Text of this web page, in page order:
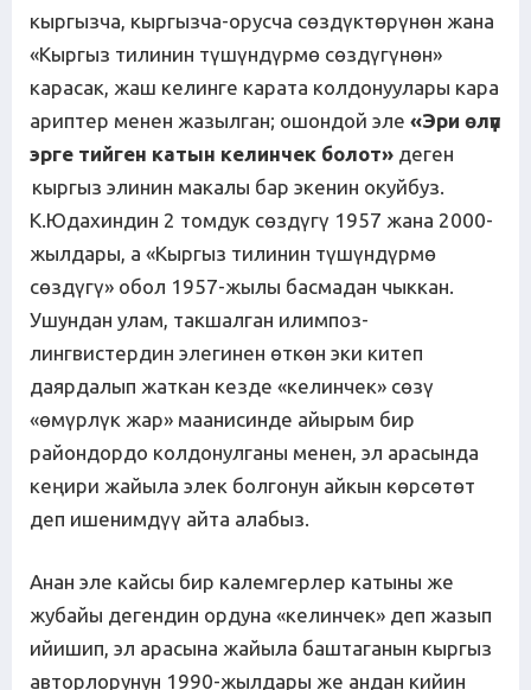
кыргызча, кыргызча-орусча сөздүктөрүнөн жана
«Кыргыз тилинин түшүндүрмө сөздүгүнөн»
карасак, жаш келинге карата колдонуулары кара
ариптер менен жазылган; ошондой эле «Эри өлүп
эрге тийген катын келинчек болот» деген
кыргыз элинин макалы бар экенин окуйбуз.
К.Юдахиндин 2 томдук сөздүгү 1957 жана 2000-
жылдары, а «Кыргыз тилинин түшүндүрмө
сөздүгү» обол 1957-жылы басмадан чыккан.
Ушундан улам, такшалган илимпоз-
лингвистердин элегинен өткөн эки китеп
даярдалып жаткан кезде «келинчек» сөзү
«өмүрлүк жар» маанисинде айырым бир
райондордо колдонулганы менен, эл арасында
кеңири жайыла элек болгонун айкын көрсөтөт
деп ишенимдүү айта алабыз.
Анан эле кайсы бир калемгерлер катыны же
жубайы дегендин ордуна «келинчек» деп жазып
ийишип, эл арасына жайыла баштаганын кыргыз
авторлорунун 1990-жылдары же андан кийин